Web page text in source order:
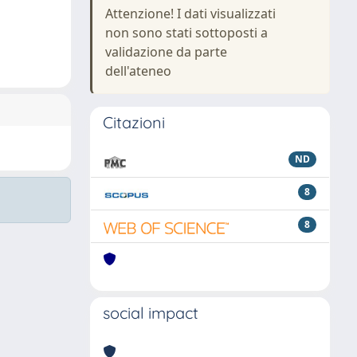
Attenzione! I dati visualizzati
non sono stati sottoposti a
validazione da parte
dell'ateneo
Citazioni
ND
8
8
social impact